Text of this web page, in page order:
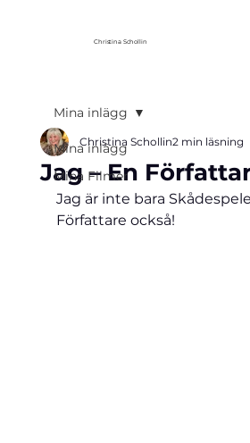
Christina Schollin
Mina inlägg
Mina Filmer
Mina inlägg
Jag – En
Christina Schollin2 min läsning
Jag är inte bara
Författare också!